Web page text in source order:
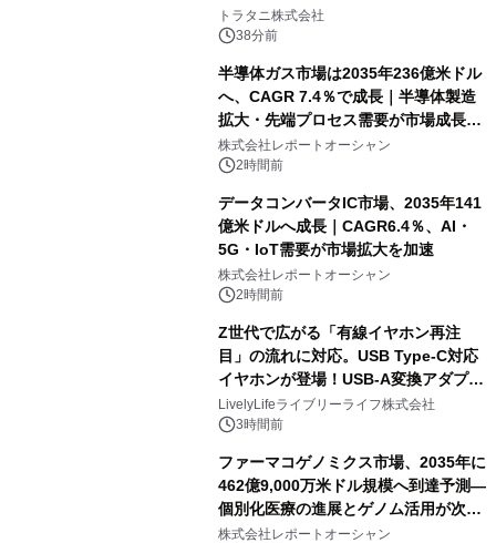
説
トラタニ株式会社
38分前
半導体ガス市場は2035年236億米ドル
へ、CAGR 7.4％で成長｜半導体製造
拡大・先端プロセス需要が市場成長を
加速
株式会社レポートオーシャン
2時間前
データコンバータIC市場、2035年141
億米ドルへ成長｜CAGR6.4％、AI・
5G・IoT需要が市場拡大を加速
株式会社レポートオーシャン
2時間前
Z世代で広がる「有線イヤホン再注
目」の流れに対応。USB Type-C対応
イヤホンが登場！USB-A変換アダプタ
ー付きでスマホからパソコンまで幅広
く活用可能
LivelyLifeライブリーライフ株式会社
3時間前
ファーマコゲノミクス市場、2035年に
462億9,000万米ドル規模へ到達予測―
個別化医療の進展とゲノム活用が次世
代ヘルスケア投資を加速
株式会社レポートオーシャン